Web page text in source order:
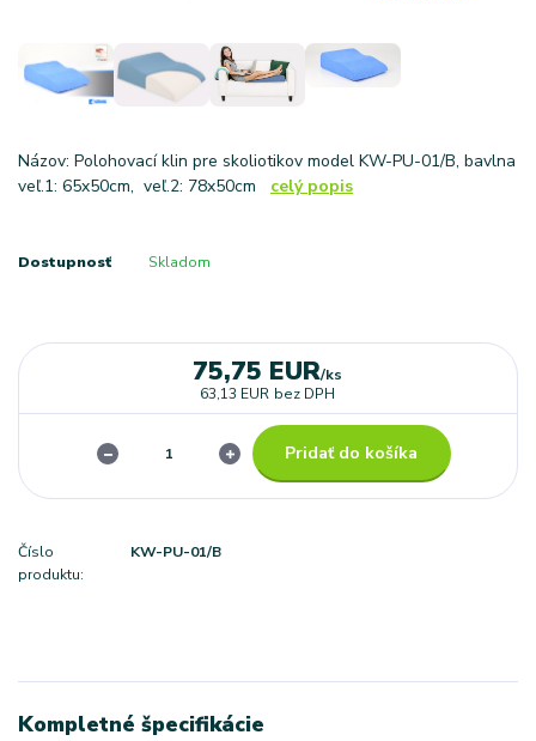
Názov: Polohovací klin pre skoliotikov model KW-PU-01/B, bavlna
veľ.1: 65x50cm, veľ.2: 78x50cm celý popis
Dostupnosť Skladom
75,75 EUR/ks
63,13 EUR bez DPH
Pridať do košíka
Číslo
produktu:
KW-PU-01/B
Kompletné špecifikácie